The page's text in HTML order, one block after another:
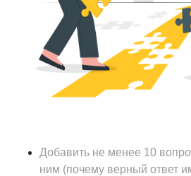
Добавить не менее 10
ним (почему верный ответ